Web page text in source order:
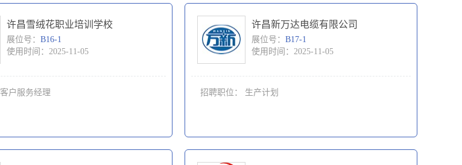
许昌雪绒花职业培训学校
展位号： B16-1
使用时间：2025-11-05
客户服务经理
许昌新万达电缆有限公司
展位号： B17-1
使用时间：2025-11-05
招聘职位： 生产计划